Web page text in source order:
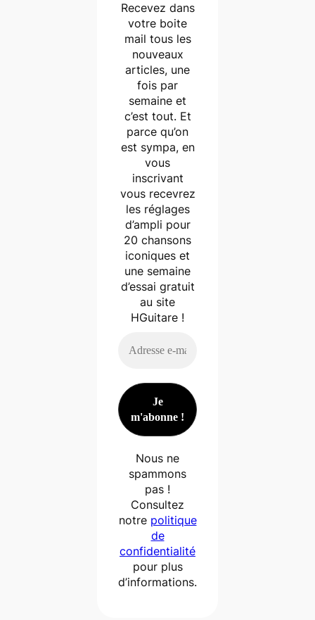
Recevez dans
votre boite
mail tous les
nouveaux
articles, une
fois par
semaine et
c’est tout. Et
parce qu’on
est sympa, en
vous
inscrivant
vous recevrez
les réglages
d’ampli pour
20 chansons
iconiques et
une semaine
d’essai gratuit
au site
HGuitare !
Nous ne
spammons
pas !
Consultez
notre politique
de
confidentialité
pour plus
d’informations.